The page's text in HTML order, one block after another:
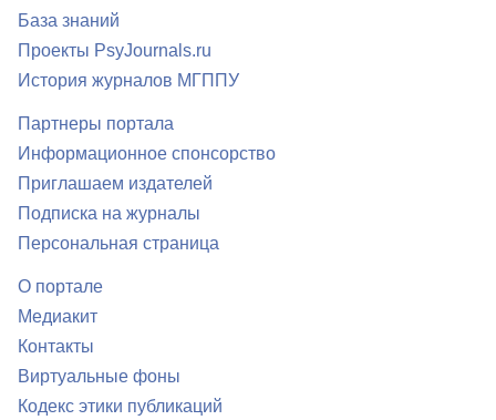
База знаний
Проекты PsyJournals.ru
История журналов МГППУ
Партнеры портала
Информационное спонсорство
Приглашаем издателей
Подписка на журналы
Персональная страница
О портале
Медиакит
Контакты
Виртуальные фоны
Кодекс этики публикаций